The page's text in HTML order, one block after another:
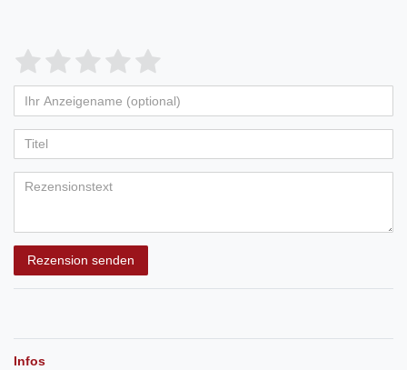
Rezension senden
Infos